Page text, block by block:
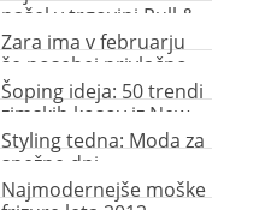
našel v trgovini Pull &
Bear
Zara ima v februarju
še posebej privlačno
moško kolekcijo
Šoping ideja: 50 trendi
zimskih kosov iz New
Yorkerja
Styling tedna: Moda za
snežne dni
Najmodernejše moške
frizure leta 2012